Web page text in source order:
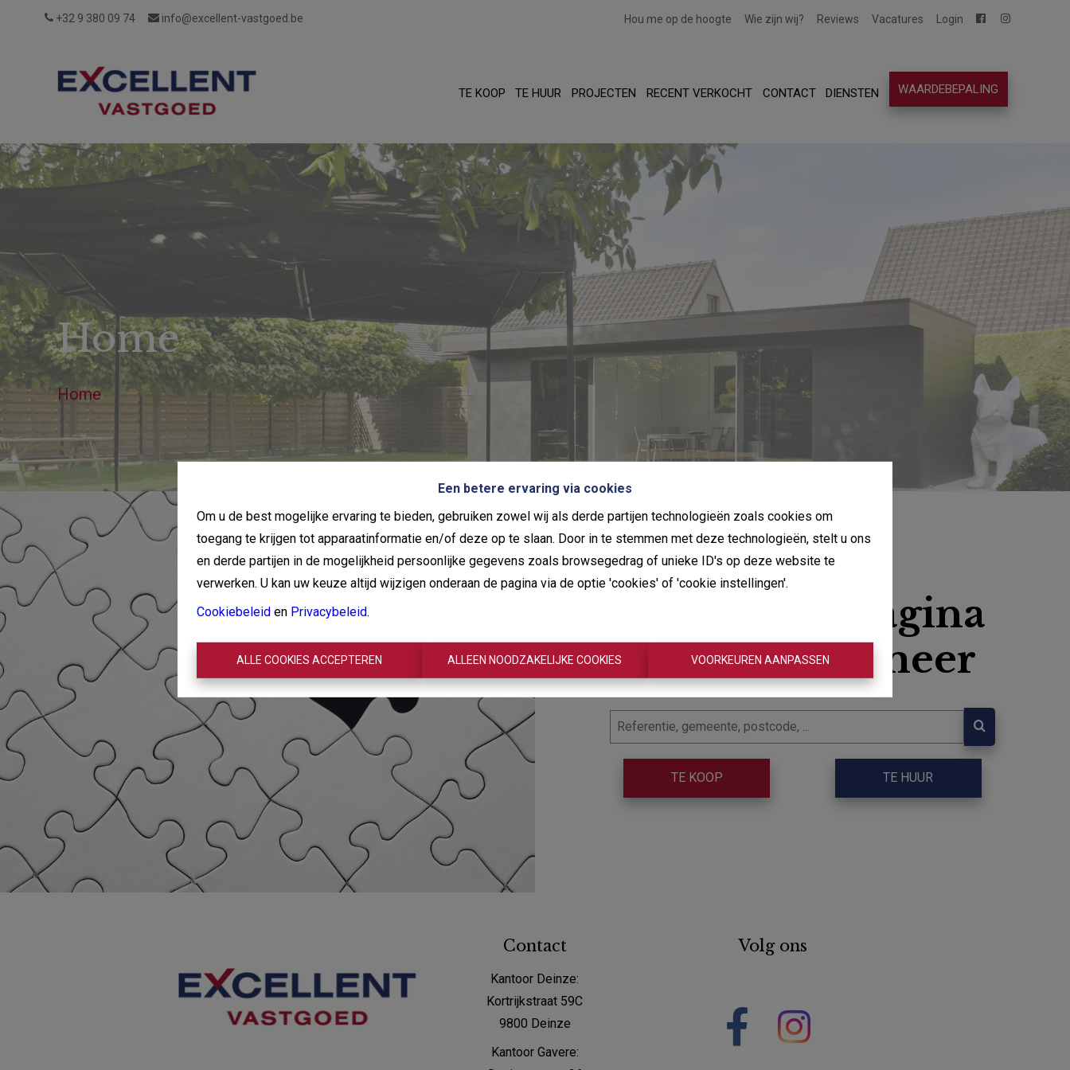
Een betere ervaring via cookies
Om u de best mogelijke ervaring te bieden, gebruiken zowel wij als derde partijen technologieën zoals cookies om
toegang te krijgen tot apparaatinformatie en/of deze op te slaan. Door in te stemmen met deze technologieën, stelt u ons
en derde partijen in de mogelijkheid persoonlijke gegevens zoals browsegedrag of unieke ID's op deze website te
verwerken. U kan uw keuze altijd wijzigen onderaan de pagina via de optie 'cookies' of 'cookie instellingen'.
Cookiebeleid en Privacybeleid.
ALLE COOKIES ACCEPTEREN ALLEEN NOODZAKELIJKE COOKIES VOORKEUREN AANPASSEN
+32 9 380 09 74 info@excellent-vastgoed.be Hou me op de hoogte Wie zijn wij? Reviews Vacatures Login
TE KOOP TE HUUR PROJECTEN RECENT VERKOCHT CONTACT DIENSTEN WAARDEBEPALING
Wie
wij?
Reviews
Home
Home
Oeps, deze pagina
bestaat niet meer
TE KOOP TE HUUR
Contact
Kantoor Deinze:
Kortrijkstraat 59C
9800 Deinze
Kantoor Gavere:
Volg ons